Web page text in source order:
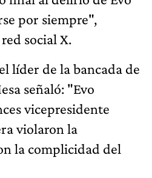
por siempre",
social X.
líder de la bancada de
señaló: "Evo
vicepresidente
violaron la
la complicidad del